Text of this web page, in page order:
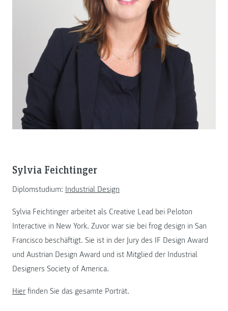
Sylvia Feichtinger
Diplomstudium: Industrial Design
Sylvia Feichtinger arbeitet als Creative Lead bei Peloton
Interactive in New York. Zuvor war sie bei frog design in San
Francisco beschäftigt. Sie ist in der Jury des IF Design Award
und Austrian Design Award und ist Mitglied der Industrial
Designers Society of America.
Hier finden Sie das gesamte Porträt.